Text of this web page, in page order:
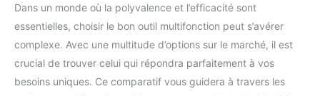
Dans un monde où la polyvalence et l’efficacité sont
essentielles, choisir le bon outil multifonction peut s’avérer
complexe. Avec une multitude d’options sur le marché, il est
crucial de trouver celui qui répondra parfaitement à vos
besoins uniques. Ce comparatif vous guidera à travers les